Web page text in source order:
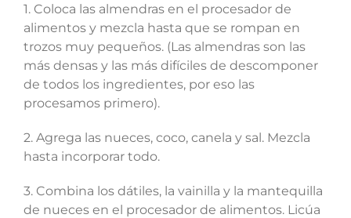
1. Coloca las almendras en el procesador de
alimentos y mezcla hasta que se rompan en
trozos muy pequeños. (Las almendras son las
más densas y las más difíciles de descomponer
de todos los ingredientes, por eso las
procesamos primero).
2. Agrega las nueces, coco, canela y sal. Mezcla
hasta incorporar todo.
3. Combina los dátiles, la vainilla y la mantequilla
de nueces en el procesador de alimentos. Licúa